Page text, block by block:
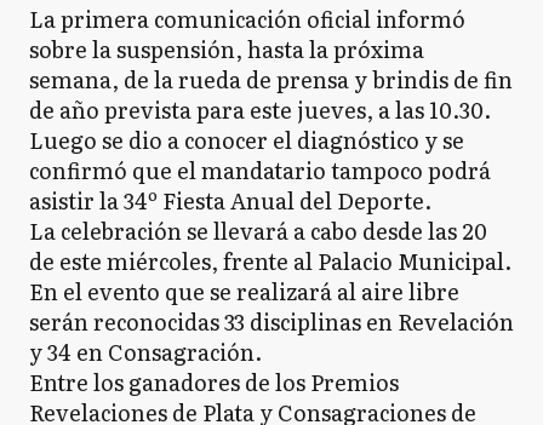
La primera comunicación oficial informó
sobre la suspensión, hasta la próxima
semana, de la rueda de prensa y brindis de fin
de año prevista para este jueves, a las 10.30.
Luego se dio a conocer el diagnóstico y se
confirmó que el mandatario tampoco podrá
asistir la 34º Fiesta Anual del Deporte.
La celebración se llevará a cabo desde las 20
de este miércoles, frente al Palacio Municipal.
En el evento que se realizará al aire libre
serán reconocidas 33 disciplinas en Revelación
y 34 en Consagración.
Entre los ganadores de los Premios
Revelaciones de Plata y Consagraciones de